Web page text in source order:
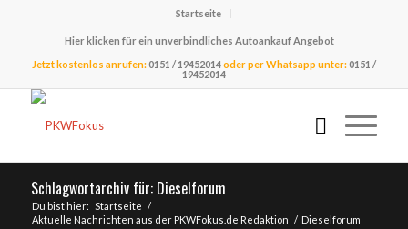
Startseite
Hier klicken für ein unverbindliches Autoankauf Angebot
Jetzt kostenlos anrufen:0151 / 19452014oder per Whatsapp unter:0151 /
19452014
Schlagwortarchiv für: Dieselforum
Du bist hier: Startseite /
Aktuelle Nachrichten aus der PKWFokus.de Redaktion / Dieselforum